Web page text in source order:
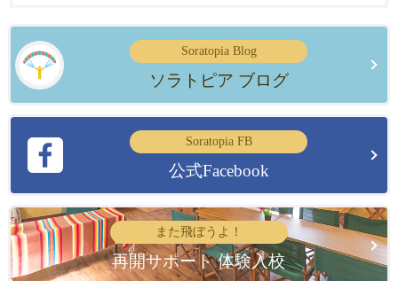
Soratopia Blog
ソラトピア ブログ
Soratopia FB
公式Facebook
また飛ぼうよ！
再開サポート 体験入校